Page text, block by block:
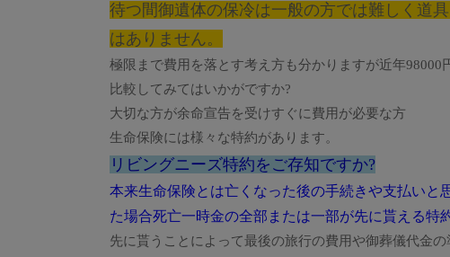
待つ間御遺体の保冷は一般の方では難しく道
はありません。
極限まで費用を落とす考え方も分かりますが近年
比較してみてはいかがですか?
大切な方が余命宣告を受けすぐに費用が必要な方
生命保険には様々な特約があります。
リビングニーズ特約をご存知ですか?
本来生命保険とは亡くなった後の手続きや支払い
た場合死亡一時金の全部または一部が先に貰える特
先に貰うことによって最後の旅行の費用や御葬儀代金